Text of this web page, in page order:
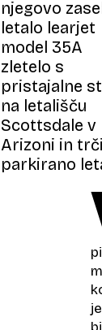
njegovo
letalo learjet
model 35A
zletelo s
pristajalne
na letališču
Scottsdale v
Arizoni in
parkirano
je